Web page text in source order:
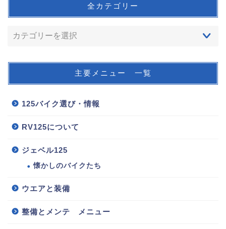
全カテゴリー
主要メニュー 一覧
125バイク選び・情報
RV125について
ジェベル125
懐かしのバイクたち
ウエアと装備
整備とメンテ メニュー